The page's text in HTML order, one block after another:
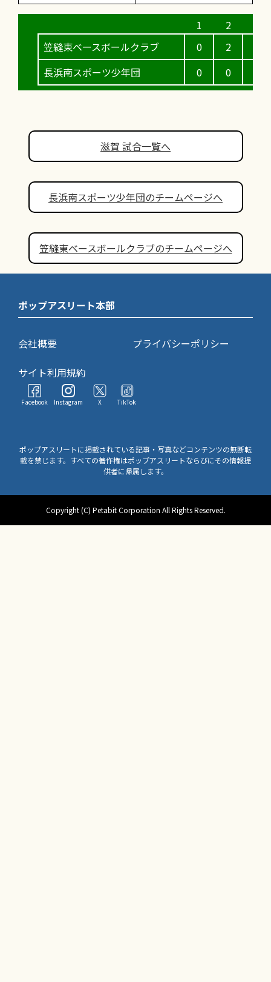
笠縫東ベースボールクラブ
長浜南スポーツ少年団
0
0
2
0
滋賀 試合一覧へ
長浜南スポーツ少年団のチームページへ
笠縫東ベースボールクラブのチームページへ
ポップアスリート本部
会社概要
プライバシーポリシー
サイト利用規約
Facebook Instagram X TikTok
ポップアスリートに掲載されている記事・写真などコンテンツの無断転
載を禁じます。すべての著作権はポップアスリートならびにその情報提
供者に帰属します。
Copyright (C) Petabit Corporation All Rights Reserved.